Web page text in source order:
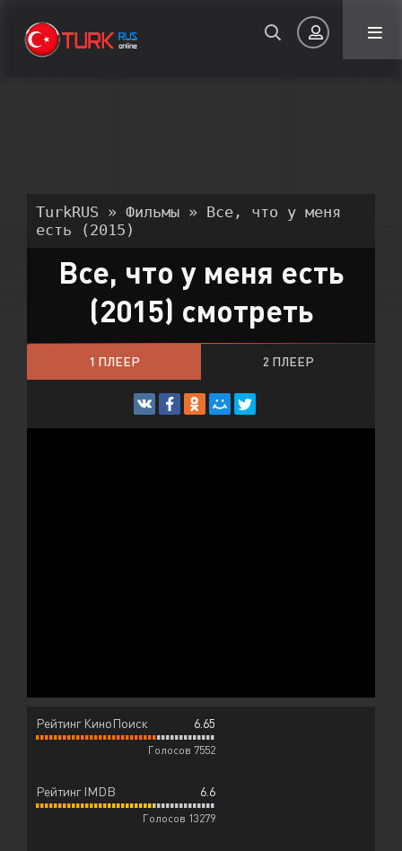
Запомнить
ВОЙТИ НА САЙТ
Регистрация Восстановить пароль
Или войти через
TurkRUS » Фильмы » Все, что у меня
есть (2015)
Все, что у меня есть
(2015) смотреть
1 ПЛЕЕР 2 ПЛЕЕР
Рейтинг КиноПоиск 6.65
Голосов 7552
Рейтинг IMDB 6.6
Голосов 13279